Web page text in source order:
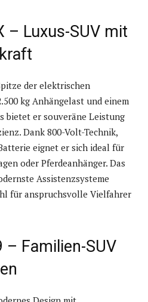
– Luxus-SUV mit
der elektrischen
kg Anhängelast und einem
bietet er souveräne Leistung
Dank 800-Volt-Technik,
eignet er sich ideal für
oder Pferdeanhänger. Das
Assistenzsysteme
für anspruchsvolle Vielfahrer
– Familien-SUV